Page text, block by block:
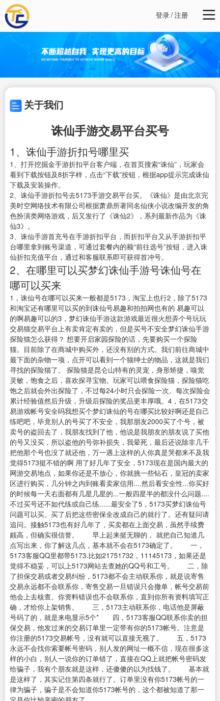
登录/注册
关于我们
诛仙手游交易平台买号
1、诛仙手游折扣号哪里买
1、打开挖掘金手游折扣平台客户端，在首页搜索“诛仙”，玩家会
看到下载按钮及8折字样，点击“下载”按钮，根据app提示完成诛仙
下载及安装操作。
2、诛仙手游折扣号去5173手游交易平台买。《诛仙》是由北京完
美时空网络技术有限公司根据萧鼎所著同名仙侠小说改编开发的角
色扮演类网络游戏，后又发行了《诛仙2》，系列最新作品为《诛
仙3》。
3、诛仙手游首充号在手游折扣平台，而折扣平台又从手游折扣平
台哪里拿到账号渠道，可通过套餐内的额“前往选号”按钮，进入诛
仙折扣充值平台，通过和客服联系即可获得首冲号。
2、在哪里可以买梦幻诛仙手游号诛仙号在
哪可以买来
1，诛仙号在哪可以买来一般都是5173，淘宝上也行2，除了5173
和淘宝还有哪里可以买的到诛仙号易趣和拍拍网也有的 易趣可以
的啊易趣可以的3，梦幻诛仙手游这款游戏最近很火想弄个号玩玩
交易猫交易平台上有卖肯定有卖的，但是买号不安全梦幻诛仙手游
探险猫怎么获得？ 想要开启家园探险的话，先要购买一个探险
猫。目前除了在商城中购买外，还没有别的方式。我们前往商城中
最下面的杂物一项，点开可以看到一个猫绅士的物品，这就是我们
寻找的探险猫了。 探险猫是昆仑山特有的灵宠，身形矫捷，嗅觉
灵敏，饱食之后，喜欢探寻宝物。玩家可以喂食探险猫，探险猫吃
饱之后就会外出探险了，不过每24小时只会探险一次。每次探险会
累计经验值然后升级，升级后探险的奖品更丰厚哦。4，在5173交
易游戏帐号安全吗我想买个梦幻诛仙的号在哪买比较好啊还是自己
练吧吧，毕竟别人的号买了不安全，我那朋友2000买了个号，被
卖号的盗回去了，我朋友找到了他，他说是我朋友的朋友说了买他
的号又没买，所以盗他的号弥补损失，我晕死，最后还说除非几千
把他那个号也没了就还他，万一遇上这样的人你真是哭都来不及我
觉得5173挺不错的啊 用了好几年了安全，5173现在是国内最大的
网游交易地点，如果你还是不放心，你就挑一些钻石，皇冠的卖家
区进行购买，几分钟之内到账看卖家信用....然后看安全性...你买好
的时候每一天右面都有几星几星的...一般四星半的都没什么问题....
不过买号还不如代练或自己练......最安全了5，5173买梦幻诛仙号
问题可以买。买了后把这些密保全改成自己的就行了。还有疑问请
追问。接触5173也有好几年了，买卖都在上面交易，虽然手续费
颇高，但确实很信誉。 早上起来挺无聊的， 就把自己知道几
点写出来，你了解这几点，基本就不会在5173确定了。 一，
5173客服QQ里都带5173.比如21751732，11145173，如果还是
觉得不稳妥，可以上5173网站去查她的QQ号和工号。 二，除
了担保交易或者交易纠纷，5173都不会主动联系你，就是说寄售
交易永远都不会联系你，寄售交易一旦错误只会撤单，帐号交易前
他会上去核查。你资料错误也不会联系你，直到你所有资料填写正
确，才给你上架销售。 三，5173主动联系你，电话他是屏蔽
号码了的，就是来电显示5个* 四，5173客服QQ联系你卖的担
保交易，他发过来的交易订单里一定带有你的5173帐号。注意是
你注册的5173交易帐号，没有就可以直接无视了。 五，5173
永远不会找你索要帐号密码，别人发的网址一概不信，现在很多这
样的小白，别人一说你的订单错了，直接在QQ上就把帐号密码发
给骗子，我有个朋友就是这样，还傻傻的以为找钱了。 基本就
是这样了，其实记住第四条就行了。订单里没有你5173帐号的一
律为骗子，骗子是不会知道你5173帐号的，这个都被知道了那一